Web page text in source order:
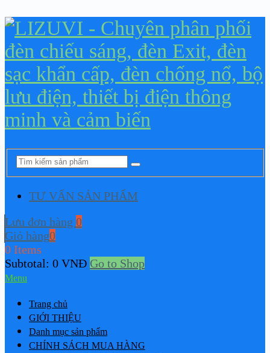
TƯ VẤN SẢN PHẨM
Lưu đơn hàng 0
Giỏ hàng0
0 Items
Subtotal: 0 VNĐ Go to Shop
Menu
Trang chủ
GIỚI THIỆU
Danh mục sản phẩm
CHÍNH SÁCH MUA HÀNG